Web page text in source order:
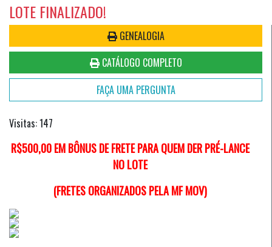
LOTE FINALIZADO!
GENEALOGIA
CATÁLOGO COMPLETO
FAÇA UMA PERGUNTA
Visitas: 147
R$500,00 EM BÔNUS DE FRETE PARA QUEM DER PRÉ-LANCE
NO LOTE
(FRETES ORGANIZADOS PELA MF MOV)